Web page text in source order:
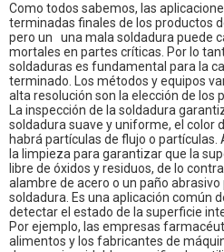
Como todos sabemos, las
terminadas finales de los productos
pero un
una mala soldadura puede
mortales en partes críticas. Por lo
soldaduras es fundamental para la
terminado. Los métodos y equipos
alta resolución son la elección de los
La inspección de la soldadura
soldadura suave y uniforme, el color
habrá partículas de flujo o
la limpieza para garantizar que la
libre de óxidos y residuos, de lo
alambre de acero o un paño
soldadura. Es una aplicación común
detectar el estado de la superficie
Por ejemplo, las empresas
alimentos y los fabricantes de